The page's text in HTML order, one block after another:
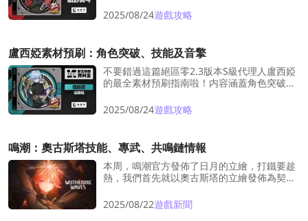
2025/08/24遊戲攻略
盧西婭素材預刷：角色突破、技能及音擎
不要錯過這篇絕區零2.3版本S級代理人盧西婭
的最全素材預刷指南啦！内容涵蓋角色突破，
2025/08/24遊戲攻略
鳴潮：奧古斯塔技能、專武、共鳴鏈情報
本周，鳴潮官方發佈了日月的立繪，打鐵要趁
熱，我們首先就以奧古斯塔的立繪發佈為契
報。
2025/08/22遊戲新聞